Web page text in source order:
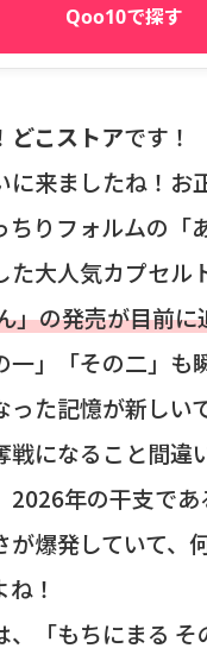
Qoo10で探す
どこストアです！
に来ましたね！お
ちりフォルムの「
大人気カプセル
」の発売が目前に
」「その二」も
った記憶が新しい
になること間違
2026年の干支であ
が爆発していて、
！
、「もちにまる